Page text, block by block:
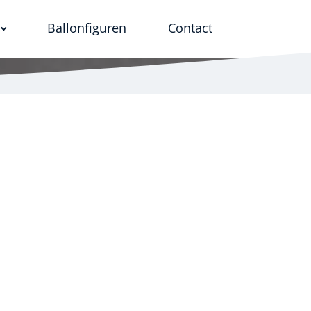
Ballonfiguren Contact